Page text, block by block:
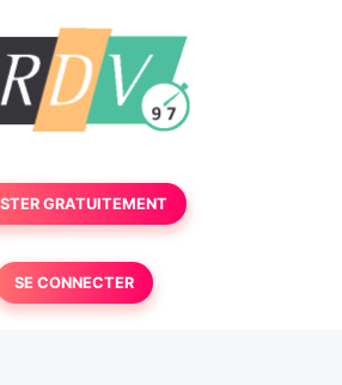
GRATUITEMENT
SE CONNECTER